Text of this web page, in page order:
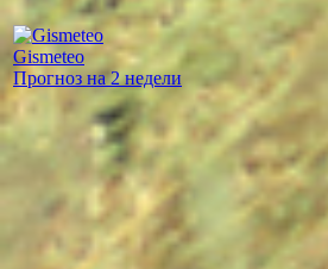
Gismeteo
Прогноз на 2 недели